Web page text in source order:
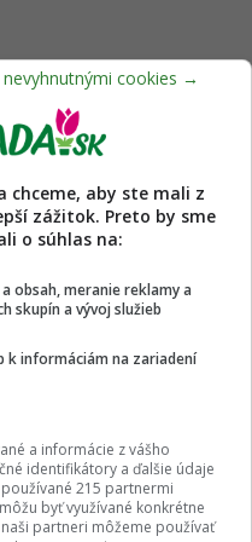
osivom
zostávajú klíčivé?
obale uvedený
obdobia výrobca
legislatívy,
sú semienka
nie sú semienka
chceme, aby ste mali z
zážitok. Preto by sme
o súhlas na:
obsah, meranie reklamy a
skupín a vývoj služieb
k informáciám na zariadení
a informácie z vášho
identifikátory a ďalšie údaje
215 partnermi
byť využívané konkrétne
partneri môžeme používať